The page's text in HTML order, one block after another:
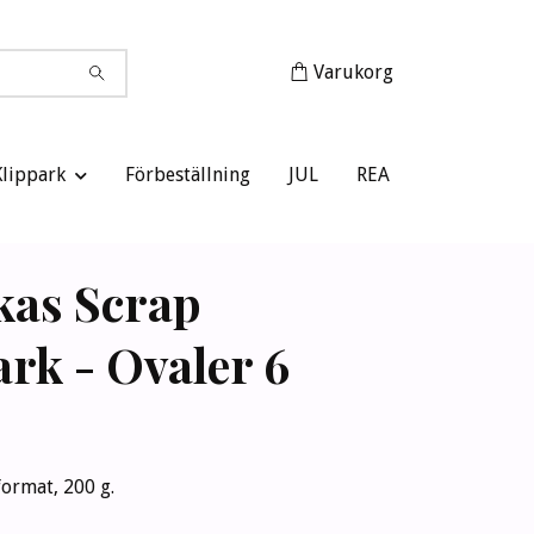
Varukorg
Förbeställning JUL
REA
Scrap
- Ovaler 6
200 g.